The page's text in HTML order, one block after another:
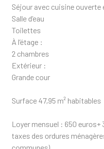
Séjour avec cuisine
Salle d’eau
Toilettes
À l’étage :
2 chambres
Extérieur :
Grande cour
Surface 47,95 m² habitables
Loyer mensuel : 650 euros+
taxes des ordures
communes)